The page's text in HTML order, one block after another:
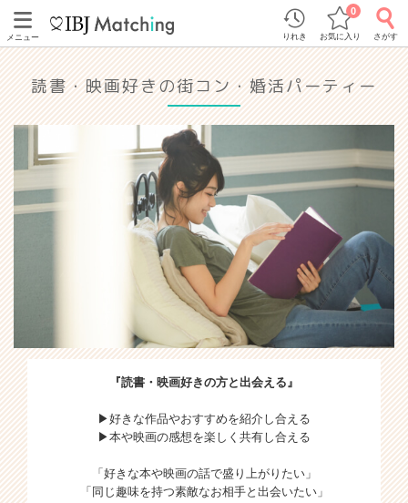
メニュー りれき お気に入り
0
さがす
読書・映画好きの街コン・婚活パーティー
『読書・映画好きの方と出会える』
▶好きな作品やおすすめを紹介し合える
▶本や映画の感想を楽しく共有し合える
「好きな本や映画の話で盛り上がりたい」
「同じ趣味を持つ素敵なお相手と出会いたい」